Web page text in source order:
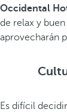
Occidental
de relax y
aprovecharán
Es difícil